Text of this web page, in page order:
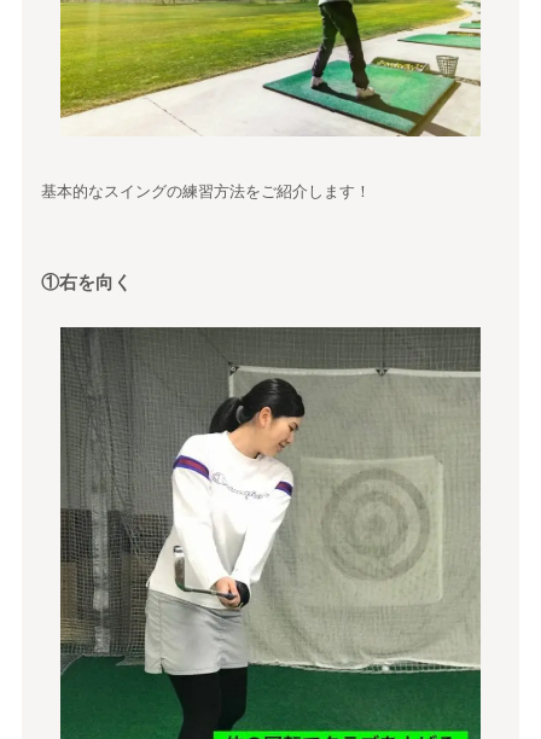
基本的なスイングの練習方法をご紹介します！
①右を向く